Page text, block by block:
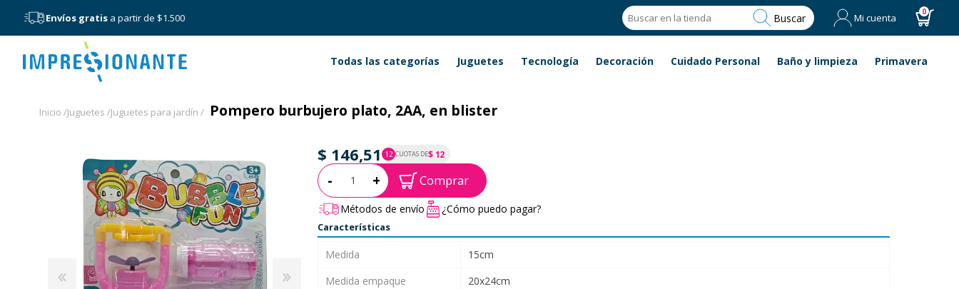
Envíos gratis a partir de $1.500 Buscar Mi cuenta 0
Menú Todas las categorías Juguetes Tecnología Decoración Cuidado Personal Baño y limpieza Primavera
Inicio /Juguetes /Juguetes para jardín / Pompero burbujero plato, 2AA, en blister
$ 146,51 12 CUOTAS DE$ 12
P.T.F. $ 147
Cantidad:
- + Comprar
Métodos de envío ¿Cómo puedo pagar?
Características
Medida
15cm
Medida empaque
20x24cm